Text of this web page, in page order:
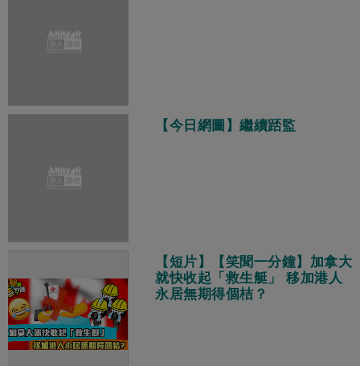
【今日網圖】繼續踎監
【短片】【笑聞一分鐘】加拿大
就快收起「救生艇」 移加港人
永居無期得個桔？